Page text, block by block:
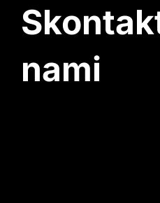
nami